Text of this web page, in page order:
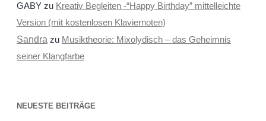
GABYzu Kreativ Begleiten -“Happy Birthday” mittelleichte
Version (mit kostenlosen Klaviernoten)
Sandra zu Musiktheorie: Mixolydisch – das Geheimnis
seiner Klangfarbe
NEUESTE BEITRÄGE